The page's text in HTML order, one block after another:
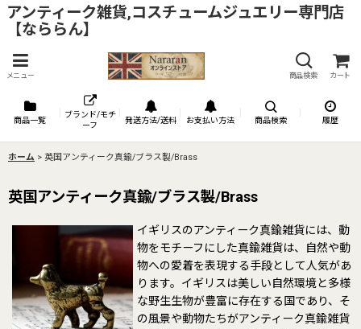
アンティーク雑貨,コスチュームジュエリー専門店
【なららん】
メニュー 商品検索 カート
商品一覧
ブランド/モチ
ーフ
発送方法/送料 お支払い方法 商品検索 履歴
ホーム > 英国アンティーク真鍮/ブラス製/Brass
英国アンティーク真鍮/ブラス製/Brass
イギリスのアンティーク真鍮雑貨には、動
物をモチーフにした真鍮雑貨は、自然や動
物への愛着を表現する手段として人気があ
ります。イギリスは美しい自然環境と多様
な野生生物が豊富に存在する国であり、そ
の風景や動物たちがアンティーク真鍮雑貨